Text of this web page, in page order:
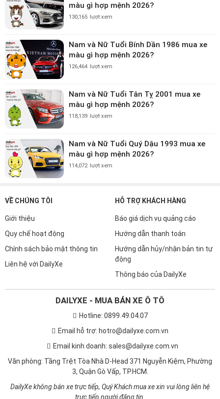
màu gì hợp mệnh 2026?
130,165 lượt xem
Nam và Nữ Tuổi Bính Dần 1986 mua xe
màu gì hợp mệnh 2026?
126,464 lượt xem
Nam và Nữ Tuổi Tân Tỵ 2001 mua xe
màu gì hợp mệnh 2026?
118,139 lượt xem
Nam và Nữ Tuổi Quý Dậu 1993 mua xe
màu gì hợp mệnh 2026?
114,072 lượt xem
VỀ CHÚNG TÔI
Giới thiệu
Quy chế hoạt động
Chính sách bảo mật thông tin
Liên hệ với DailyXe
HỖ TRỢ KHÁCH HÀNG
Báo giá dịch vụ quảng cáo
Hướng dẫn thanh toán
Hướng dẫn hủy/nhận bản tin tự
động
Thông báo của DailyXe
DAILYXE - MUA BÁN XE Ô TÔ
Hotline: 0899.49.04.07
Email hỗ trợ: hotro@dailyxe.com.vn
Email kinh doanh: sales@dailyxe.com.vn
Văn phòng: Tầng Trệt Tòa Nhà D-Head 371 Nguyễn Kiệm, Phường
3, Quận Gò Vấp, TP.HCM.
DailyXe không bán xe trực tiếp, Quý Khách mua xe xin vui lòng liên hệ
trực tiếp người đăng tin.